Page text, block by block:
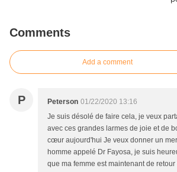
Comments
Add a comment
P Peterson 01/22/2020 13:16
Je suis désolé de faire cela, je veux
avec ces grandes larmes de joie et de
cœur aujourd'hui Je veux donner un
homme appelé Dr Fayosa, je suis
que ma femme est maintenant de retour